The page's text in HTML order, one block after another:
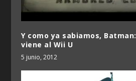
Y como ya sabiamos,
viene al Wii U
5 junio, 2012